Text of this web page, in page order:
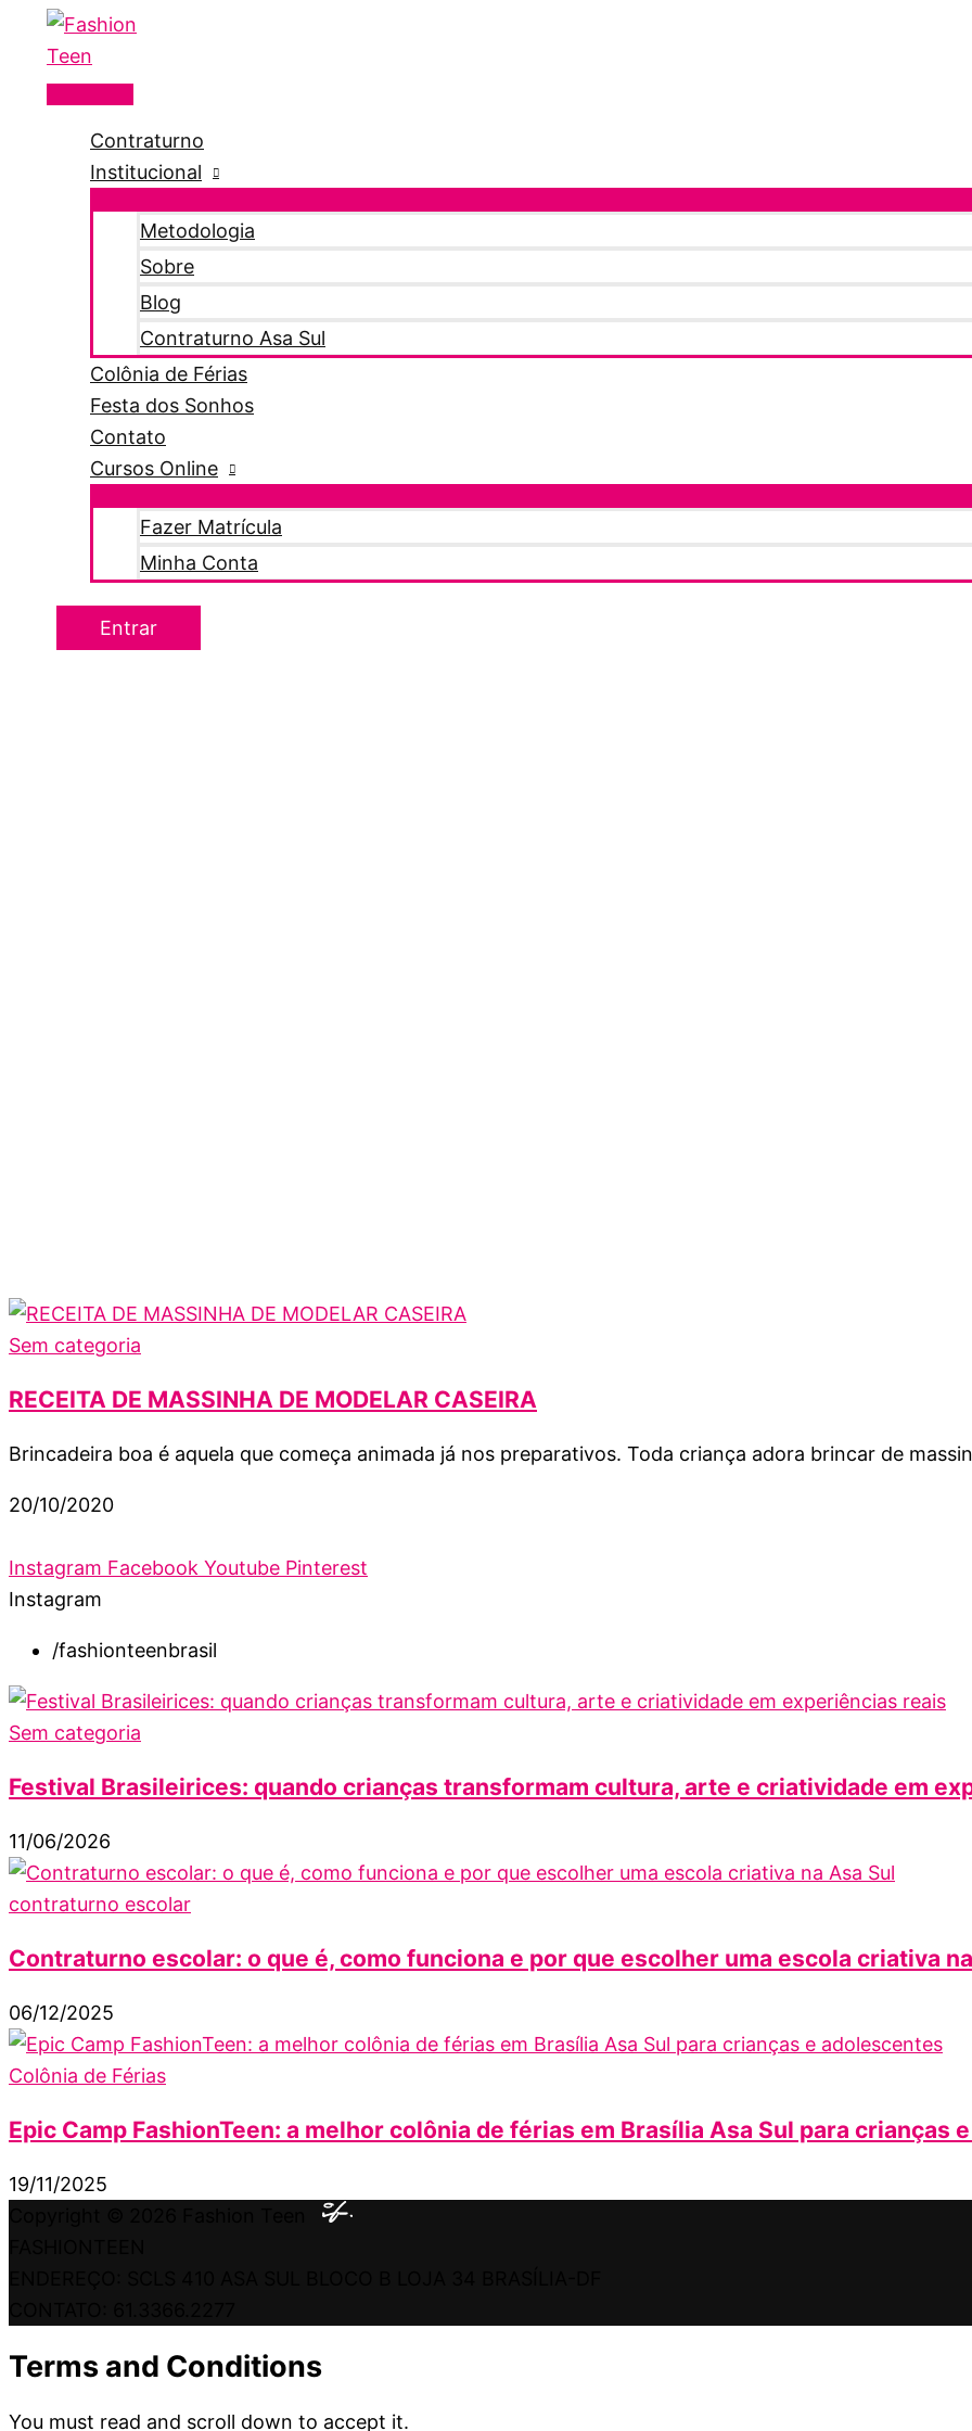
para
conteúdo
principal
Contraturno
Institucional
Metodologia
Sobre
Blog
Contraturno Asa Sul
Colônia de Férias
Festa dos Sonhos
Contato
Cursos Online
Fazer Matrícula
Minha Conta
Entrar
Sem categoria
RECEITA DE MASSINHA DE MODELAR CASEIRA
Brincadeira boa é aquela que começa animada já nos preparativos. Toda criança adora brincar de
20/10/2020
Instagram Facebook Youtube Pinterest
Instagram
/fashionteenbrasil
Sem categoria
Festival Brasileirices: quando crianças transformam cultura, arte e criatividade em
11/06/2026
contraturno escolar
Contraturno escolar: o que é, como funciona e por que escolher uma escola criativa
06/12/2025
Colônia de Férias
Epic Camp FashionTeen: a melhor colônia de férias em Brasília Asa Sul para crianças
19/11/2025
Terms and Conditions
You must read and scroll down to accept it.